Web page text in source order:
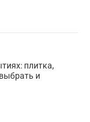
плитка,
и